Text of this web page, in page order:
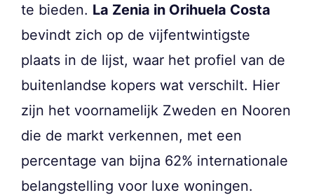
te bieden. La Zenia in Orihuela Costa
bevindt zich op de vijfentwintigste
plaats in de lijst, waar het profiel van de
buitenlandse kopers wat verschilt. Hier
zijn het voornamelijk Zweden en Nooren
die de markt verkennen, met een
percentage van bijna 62% internationale
belangstelling voor luxe woningen.